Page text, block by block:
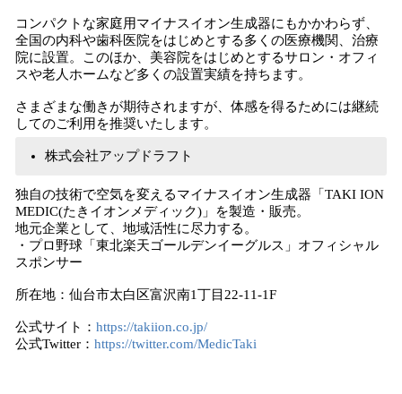
コンパクトな家庭用マイナスイオン生成器にもかかわらず、
全国の内科や歯科医院をはじめとする多くの医療機関、治療
院に設置。このほか、美容院をはじめとするサロン・オフィ
スや老人ホームなど多くの設置実績を持ちます。
さまざまな働きが期待されますが、体感を得るためには継続
してのご利用を推奨いたします。
株式会社アップドラフト
独自の技術で空気を変えるマイナスイオン生成器「TAKI ION
MEDIC(たきイオンメディック)」を製造・販売。
地元企業として、地域活性に尽力する。
・プロ野球「東北楽天ゴールデンイーグルス」オフィシャル
スポンサー
所在地：仙台市太白区富沢南1丁目22-11-1F
公式サイト： https://takiion.co.jp/
公式Twitter： https://twitter.com/MedicTaki